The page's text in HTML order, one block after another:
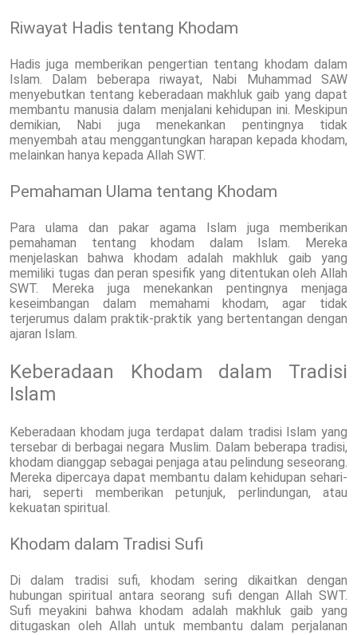
Riwayat Hadis tentang Khodam
Hadis juga memberikan pengertian tentang khodam dalam
Islam. Dalam beberapa riwayat, Nabi Muhammad SAW
menyebutkan tentang keberadaan makhluk gaib yang dapat
membantu manusia dalam menjalani kehidupan ini. Meskipun
demikian, Nabi juga menekankan pentingnya tidak
menyembah atau menggantungkan harapan kepada khodam,
melainkan hanya kepada Allah SWT.
Pemahaman Ulama tentang Khodam
Para ulama dan pakar agama Islam juga memberikan
pemahaman tentang khodam dalam Islam. Mereka
menjelaskan bahwa khodam adalah makhluk gaib yang
memiliki tugas dan peran spesifik yang ditentukan oleh Allah
SWT. Mereka juga menekankan pentingnya menjaga
keseimbangan dalam memahami khodam, agar tidak
terjerumus dalam praktik-praktik yang bertentangan dengan
ajaran Islam.
Keberadaan Khodam dalam Tradisi
Islam
Keberadaan khodam juga terdapat dalam tradisi Islam yang
tersebar di berbagai negara Muslim. Dalam beberapa tradisi,
khodam dianggap sebagai penjaga atau pelindung seseorang.
Mereka dipercaya dapat membantu dalam kehidupan sehari-
hari, seperti memberikan petunjuk, perlindungan, atau
kekuatan spiritual.
Khodam dalam Tradisi Sufi
Di dalam tradisi sufi, khodam sering dikaitkan dengan
hubungan spiritual antara seorang sufi dengan Allah SWT.
Sufi meyakini bahwa khodam adalah makhluk gaib yang
ditugaskan oleh Allah untuk membantu dalam perjalanan